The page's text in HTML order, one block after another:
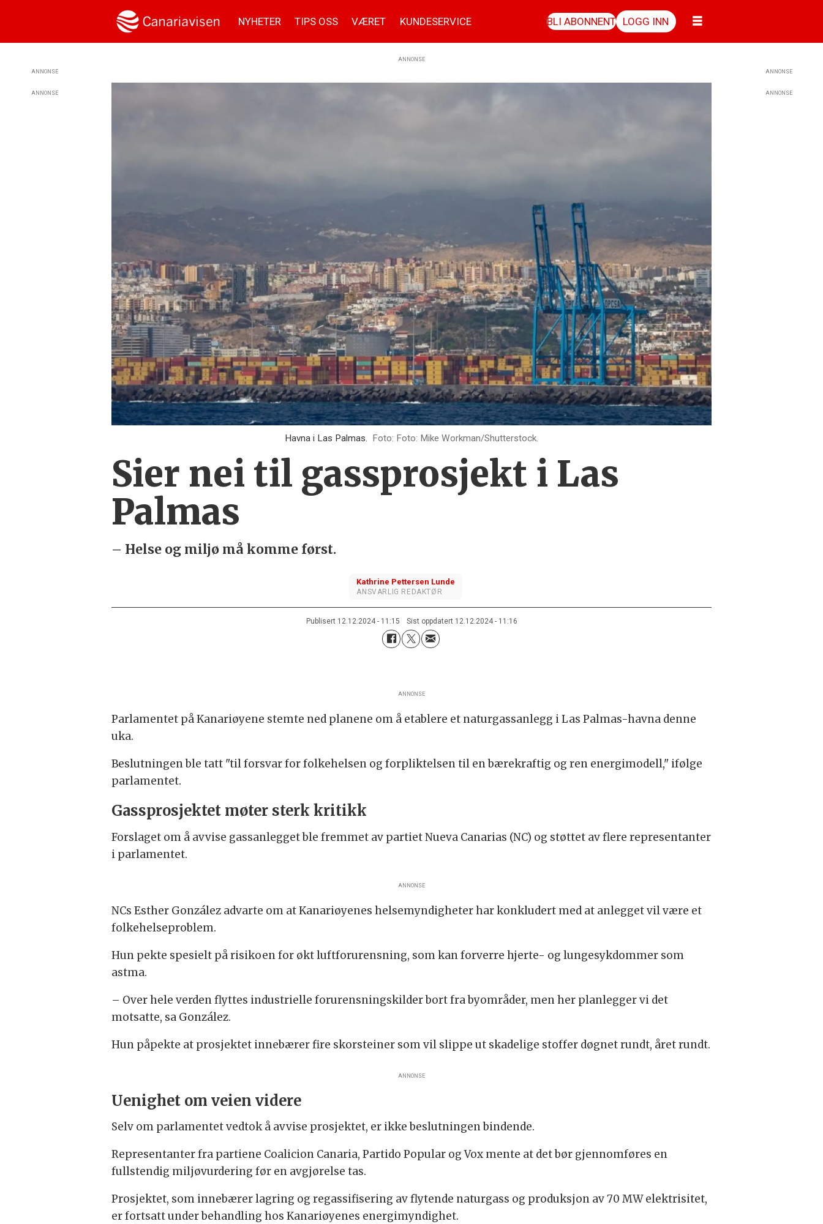
NYHETER TIPS OSS VÆRET KUNDESERVICE BLI ABONNENT LOGG INN
ANNONSE
Havna i Las Palmas. Foto: Mike Workman/Shutterstock.
Sier nei til gassprosjekt i Las
Palmas
– Helse og miljø må komme først.
Kathrine Pettersen Lunde
ANSVARLIG REDAKTØR
Publisert 12.12.2024 - 11:15 Sist oppdatert 12.12.2024 - 11:16
ANNONSE
Parlamentet på Kanariøyene stemte ned planene om å etablere et naturgassanlegg i Las Palmas-havna denne
uka.
Beslutningen ble tatt "til forsvar for folkehelsen og forpliktelsen til en bærekraftig og ren energimodell," ifølge
parlamentet.
Gassprosjektet møter sterk kritikk
Forslaget om å avvise gassanlegget ble fremmet av partiet Nueva Canarias (NC) og støttet av flere representanter
i parlamentet.
ANNONSE
NCs Esther González advarte om at Kanariøyenes helsemyndigheter har konkludert med at anlegget vil være et
folkehelseproblem.
Hun pekte spesielt på risikoen for økt luftforurensning, som kan forverre hjerte- og lungesykdommer som
astma.
– Over hele verden flyttes industrielle forurensningskilder bort fra byområder, men her planlegger vi det
motsatte, sa González.
Hun påpekte at prosjektet innebærer fire skorsteiner som vil slippe ut skadelige stoffer døgnet rundt, året rundt.
ANNONSE
Uenighet om veien videre
Selv om parlamentet vedtok å avvise prosjektet, er ikke beslutningen bindende.
Representanter fra partiene Coalicion Canaria, Partido Popular og Vox mente at det bør gjennomføres en
fullstendig miljøvurdering før en avgjørelse tas.
Prosjektet, som innebærer lagring og regassifisering av flytende naturgass og produksjon av 70 MW elektrisitet,
er fortsatt under behandling hos Kanariøyenes energimyndighet.
ANNONSE
ANNONSE
ANNONSE
ANNONSE